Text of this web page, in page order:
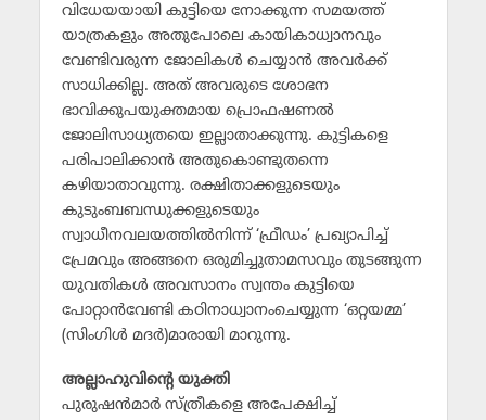
വിധേയയായി കുട്ടിയെ നോക്കുന്ന സമയത്ത്
യാത്രകളും അതുപോലെ കായികാധ്വാനവും
വേണ്ടിവരുന്ന ജോലികള്‍ ചെയ്യാന്‍ അവര്‍ക്ക്
സാധിക്കില്ല. അത് അവരുടെ ശോഭന
ഭാവിക്കുപയുക്തമായ പ്രൊഫഷണല്‍
ജോലിസാധ്യതയെ ഇല്ലാതാക്കുന്നു. കുട്ടികളെ
പരിപാലിക്കാന്‍ അതുകൊണ്ടുതന്നെ
കഴിയാതാവുന്നു. രക്ഷിതാക്കളുടെയും
കുടുംബബന്ധുക്കളുടെയും
സ്വാധീനവലയത്തില്‍നിന്ന് ‘ഫ്രീഡം’ പ്രഖ്യാപിച്ച്
പ്രേമവും അങ്ങനെ ഒരുമിച്ചുതാമസവും തുടങ്ങുന്ന
യുവതികള്‍ അവസാനം സ്വന്തം കുട്ടിയെ
പോറ്റാന്‍വേണ്ടി കഠിനാധ്വാനംചെയ്യുന്ന ‘ഒറ്റയമ്മ’
(സിംഗിള്‍ മദര്‍)മാരായി മാറുന്നു.
അല്ലാഹുവിന്റെ യുക്തി
പുരുഷന്‍മാര്‍ സ്ത്രീകളെ അപേക്ഷിച്ച്